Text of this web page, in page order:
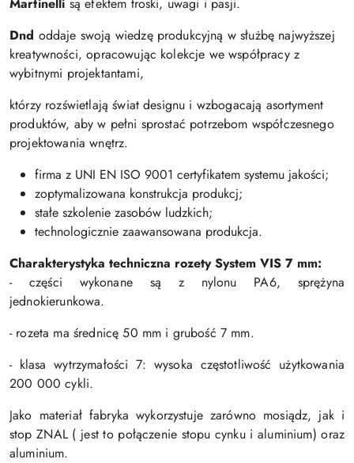
Dnd oddaje swoją wiedzę produkcyjną w służbę najwyższej
kreatywności, opracowując kolekcje we współpracy z
wybitnymi projektantami,
którzy rozświetlają świat designu i wzbogacają asortyment
produktów, aby w pełni sprostać potrzebom współczesnego
projektowania wnętrz.
firma z UNI EN ISO 9001 certyfikatem systemu jakości;
zoptymalizowana konstrukcja produkcj;
stałe szkolenie zasobów ludzkich;
technologicznie zaawansowana produkcja.
Charakterystyka techniczna rozety System VIS 7 mm:
- części wykonane są z nylonu PA6, sprężyna
jednokierunkowa.
- rozeta ma średnicę 50 mm i grubość 7 mm.
- klasa wytrzymałości 7: wysoka częstotliwość użytkowania
200 000 cykli.
Jako materiał fabryka wykorzystuje zarówno mosiądz, jak i
stop ZNAL ( jest to połączenie stopu cynku i aluminium) oraz
aluminium.